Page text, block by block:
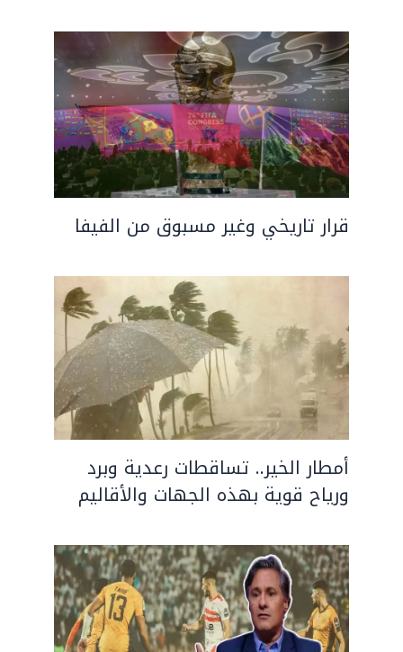
قرار تاريخي وغير مسبوق من الفيفا
أمطار الخير.. تساقطات رعدية وبرد
ورياح قوية بهذه الجهات والأقاليم